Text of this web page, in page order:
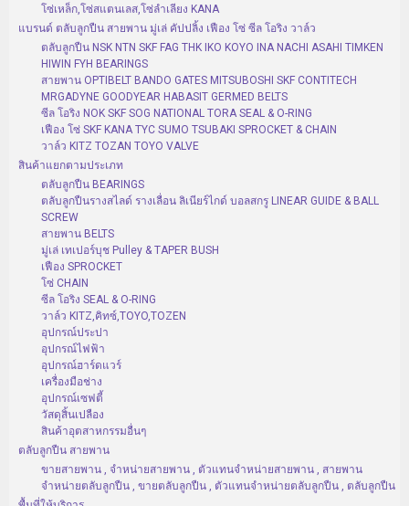
โซ่เหล็ก,โซ่สแตนเลส,โซ่ลำเลียง KANA
แบรนด์ ตลับลูกปืน สายพาน มู่เล่ คัปปลิ้ง เฟือง โซ่ ซีล โอริง วาล์ว
ตลับลูกปืน NSK NTN SKF FAG THK IKO KOYO INA NACHI ASAHI TIMKEN
HIWIN FYH BEARINGS
สายพาน OPTIBELT BANDO GATES MITSUBOSHI SKF CONTITECH
MRGADYNE GOODYEAR HABASIT GERMED BELTS
ซีล โอริง NOK SKF SOG NATIONAL TORA SEAL & O-RING
เฟือง โซ่ SKF KANA TYC SUMO TSUBAKI SPROCKET & CHAIN
วาล์ว KITZ TOZAN TOYO VALVE
สินค้าแยกตามประเภท
ตลับลูกปืน BEARINGS
ตลับลูกปืนรางสไลด์ รางเลื่อน ลิเนียร์ไกด์ บอลสกรู LINEAR GUIDE & BALL
SCREW
สายพาน BELTS
มู่เล่ เทเปอร์บุช Pulley & TAPER BUSH
เฟือง SPROCKET
โซ่ CHAIN
ซีล โอริง SEAL & O-RING
วาล์ว KITZ,คิทซ์,TOYO,TOZEN
อุปกรณ์ประปา
อุปกรณ์ไฟฟ้า
อุปกรณ์ฮาร์ดแวร์
เครื่องมือช่าง
อุปกรณ์เซฟตี้
วัสดุสิ้นเปลือง
สินค้าอุตสาหกรรมอื่นๆ
ตลับลูกปืน สายพาน
ขายสายพาน , จำหน่ายสายพาน , ตัวแทนจำหน่ายสายพาน , สายพาน
จำหน่ายตลับลูกปืน , ขายตลับลูกปืน , ตัวแทนจำหน่ายตลับลูกปืน , ตลับลูกปืน